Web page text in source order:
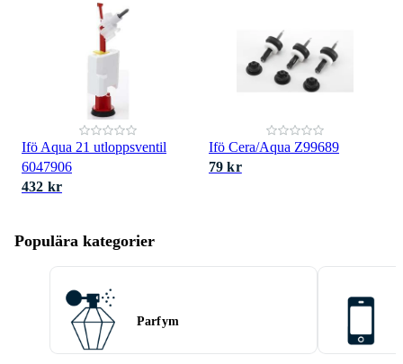
Ifö Aqua 21 utloppsventil
6047906
432 kr
Ifö Cera/Aqua Z99689
79 kr
Populära kategorier
Parfym